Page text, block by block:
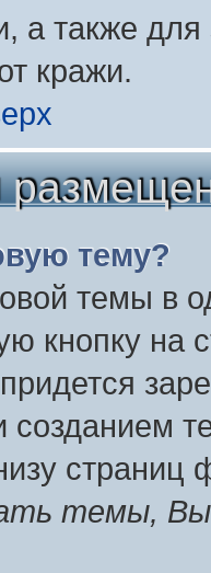
а также
кражи.
тему?
темы в
кнопку
созданием
темы,